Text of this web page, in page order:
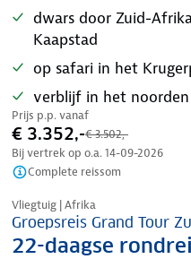
dwars door Zuid-
Kaapstad
op safari in het
verblijf in het noorden
Prijs p.p. vanaf
€ 3.352,-€ 3.502,-
Bij vertrek op o.a. 14-09-2026
Complete reissom
Nazomer korting
Vliegtuig | Afrika
Groepsreis Grand Tour
22-daagse